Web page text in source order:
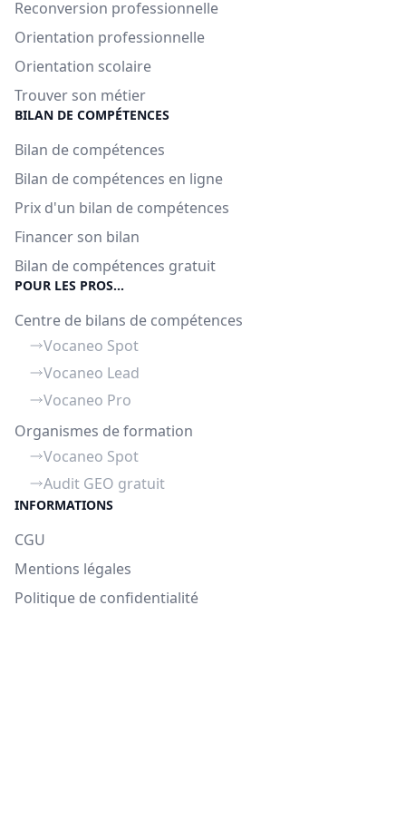
Reconversion professionnelle
Orientation professionnelle
Orientation scolaire
Trouver son métier
BILAN DE COMPÉTENCES
Bilan de compétences
Bilan de compétences en ligne
Prix d'un bilan de compétences
Financer son bilan
Bilan de compétences gratuit
POUR LES PROS...
Centre de bilans de compétences
Vocaneo Spot
Vocaneo Lead
Vocaneo Pro
Organismes de formation
Vocaneo Spot
Audit GEO gratuit
INFORMATIONS
CGU
Mentions légales
Politique de confidentialité